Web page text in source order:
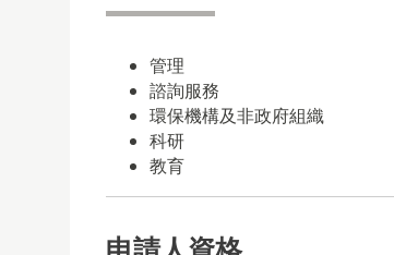
管理
諮詢服務
環保機構及非政府組織
科研
教育